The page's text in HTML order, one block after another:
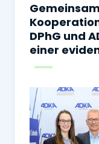
DPhG und
einer
sicheren und